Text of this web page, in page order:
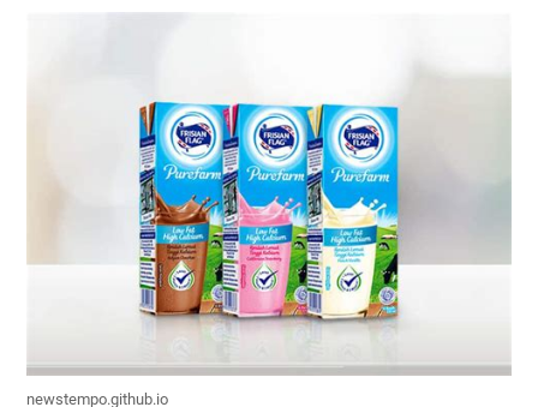
newstempo.github.io